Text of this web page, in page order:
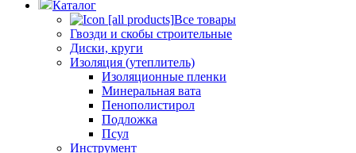
Каталог
Все товары
Гвозди и скобы строительные
Диски, круги
Изоляция (утеплитель)
Изоляционные пленки
Минеральная вата
Пенополистирол
Подложка
Псул
Инструмент